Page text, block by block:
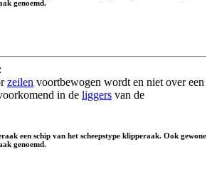
genoemd.
:
zeilen voortbewogen wordt en niet over een
in de liggers van de
een schip van het scheepstype klipperaak. Ook gewone
genoemd.